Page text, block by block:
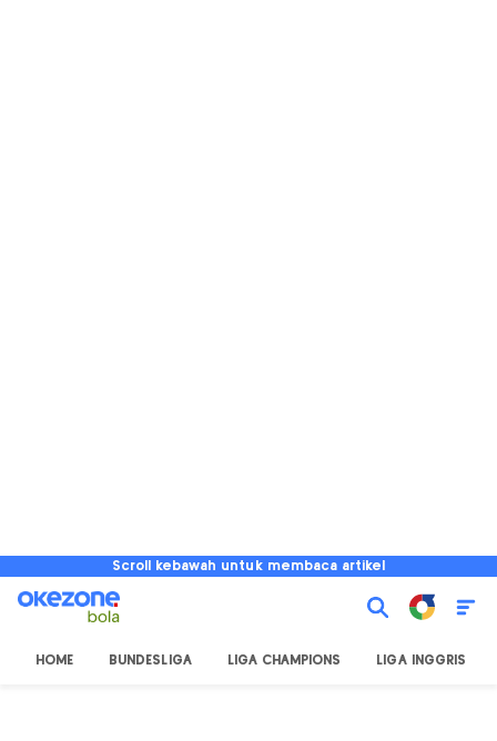
Scroll kebawah untuk membaca artikel
HOME BUNDESLIGA LIGA CHAMPIONS LIGA INGGRIS